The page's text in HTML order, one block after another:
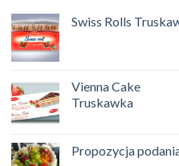
Swiss Rolls
Vienna Cake
Truskawka
Propozycja